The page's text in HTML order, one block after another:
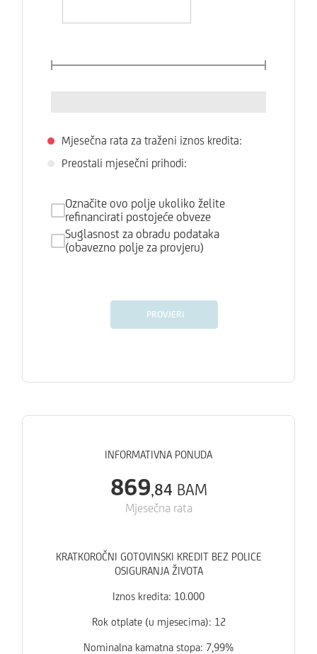
Mjesečna rata za traženi iznos kredita:
Preostali mjesečni prihodi:
Označite ovo polje ukoliko želite
refinancirati postojeće obveze
Suglasnost za obradu podataka
(obavezno polje za provjeru)
INFORMATIVNA PONUDA
869,84 BAM
Mjesečna rata
KRATKOROČNI GOTOVINSKI KREDIT BEZ POLICE
OSIGURANJA ŽIVOTA
Iznos kredita: 10.000
Rok otplate (u mjesecima): 12
Nominalna kamatna stopa: 7,99%